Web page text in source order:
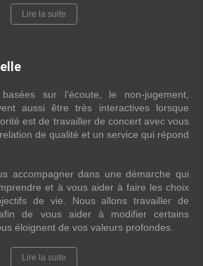
Lire la suite
sur l’écoute, le non-jugement,
aussi être très interactives lorsque
est de travailler de concert avec vous
de qualité et un service qui répond
accompagner dans une démarche qui
et à vous aider à faire les choix
de vie. Nous allons travailler de
de vous aider à modifier certains
éloignent de vos valeurs profondes.
Lire la suite